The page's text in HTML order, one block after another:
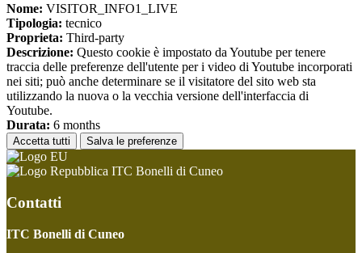
Nome: VISITOR_INFO1_LIVE
Tipologia: tecnico
Proprieta: Third-party
Descrizione: Questo cookie è impostato da Youtube per tenere
traccia delle preferenze dell'utente per i video di Youtube incorporati
nei siti; può anche determinare se il visitatore del sito web sta
utilizzando la nuova o la vecchia versione dell'interfaccia di
Youtube.
Durata: 6 months
Accetta tutti Salva le preferenze
ITC Bonelli di Cuneo
Contatti
ITC Bonelli di Cuneo